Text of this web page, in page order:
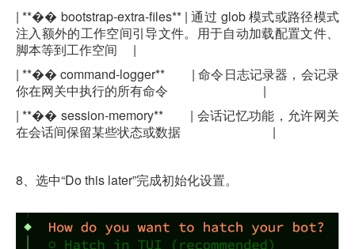
| **�� bootstrap-extra-files** |通过 glob模式或路径模式
注入额外的工作空间引导文件。用于自动加载配置文件、
脚本等到工作空间 |
| **��command-logger** |命令日志记录器，会记录
你在网关中执行的所有命令 |
| **�� session-memory** | 会话记忆功能，允许网关
在会话间保留某些状态或数据 |
8、 选中“Do this later”完成初始化设置。